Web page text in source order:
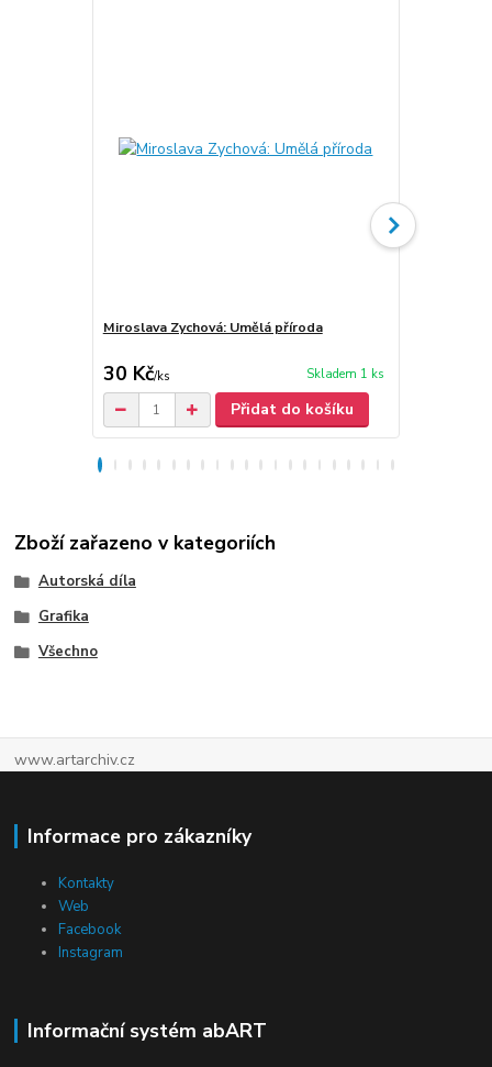
Miroslava Zychová: Umělá příroda
30 Kč/ks Skladem 1 ks
Přidat do košíku
Zboží zařazeno v kategoriích
Autorská díla
Grafika
Všechno
www.artarchiv.cz
Informace pro zákazníky
Kontakty
Web
Facebook
Instagram
Informační systém abART